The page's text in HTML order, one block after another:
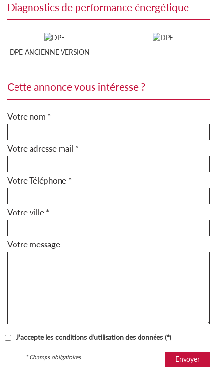
diagnostics de performance énergétique
DPE ANCIENNE VERSION
cette annonce vous intéresse ?
Votre nom *
Votre adresse mail *
Votre Téléphone *
Votre ville *
Votre message
J'accepte les conditions d'utilisation des données (*)
Envoyer
* Champs obligatoires